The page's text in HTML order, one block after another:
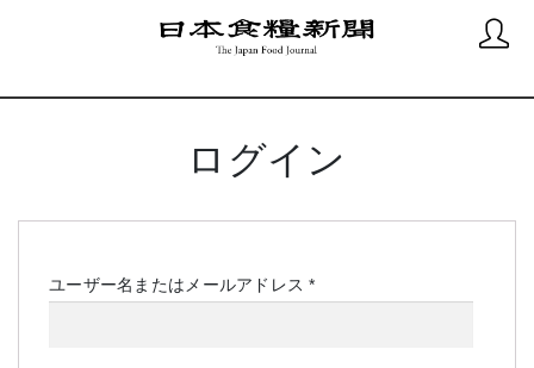
ログイン
ユーザー名またはメールアドレス*必